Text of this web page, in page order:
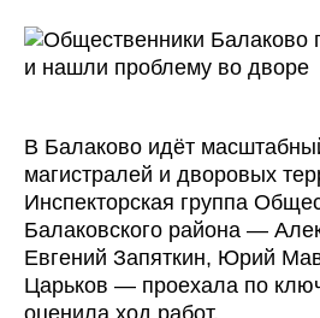
В Балаково идёт
магистралей и дворовых
Инспекторская группа
Балаковского района —
Евгений Запяткин, Юрий
Царьков — проехала по